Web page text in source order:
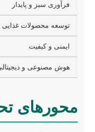
فرآوری سبز و پایدار
توسعه محصولات غذایی
ایمنی و کیفیت
هوش مصنوعی و
محورهای